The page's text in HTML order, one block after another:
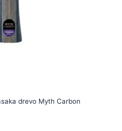
drevo Myth Carbon